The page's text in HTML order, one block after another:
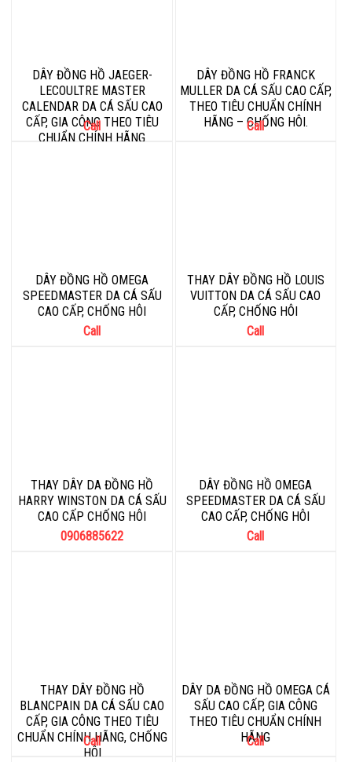
DÂY ĐỒNG HỒ JAEGER-
LECOULTRE MASTER
CALENDAR DA CÁ SẤU CAO
CẤP, GIA CÔNG THEO TIÊU
CHUẨN CHÍNH HÃNG
Call
DÂY ĐỒNG HỒ FRANCK
MULLER DA CÁ SẤU CAO CẤP,
THEO TIÊU CHUẨN CHÍNH
HÃNG – CHỐNG HÔI.
Call
DÂY ĐỒNG HỒ OMEGA
SPEEDMASTER DA CÁ SẤU
CAO CẤP, CHỐNG HÔI
Call
THAY DÂY ĐỒNG HỒ LOUIS
VUITTON DA CÁ SẤU CAO
CẤP, CHỐNG HÔI
Call
THAY DÂY DA ĐỒNG HỒ
HARRY WINSTON DA CÁ SẤU
CAO CẤP CHỐNG HÔI
0906885622
DÂY ĐỒNG HỒ OMEGA
SPEEDMASTER DA CÁ SẤU
CAO CẤP, CHỐNG HÔI
Call
THAY DÂY ĐỒNG HỒ
BLANCPAIN DA CÁ SẤU CAO
CẤP, GIA CÔNG THEO TIÊU
CHUẨN CHÍNH HÃNG, CHỐNG
HÔI
Call
DÂY DA ĐỒNG HỒ OMEGA CÁ
SẤU CAO CẤP, GIA CÔNG
THEO TIÊU CHUẨN CHÍNH
HÃNG
Call